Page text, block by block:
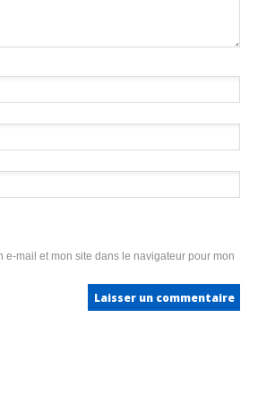
e-mail et mon site dans le navigateur pour mon